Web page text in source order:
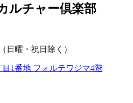
ルチャー倶楽部
日曜・祝日除く）
1番地 フォルテワジマ4階